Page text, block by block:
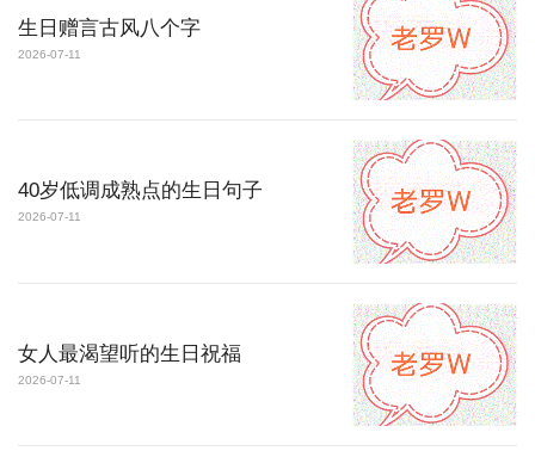
生日赠言古风八个字
2026-07-11
40岁低调成熟点的生日句子
2026-07-11
女人最渴望听的生日祝福
2026-07-11